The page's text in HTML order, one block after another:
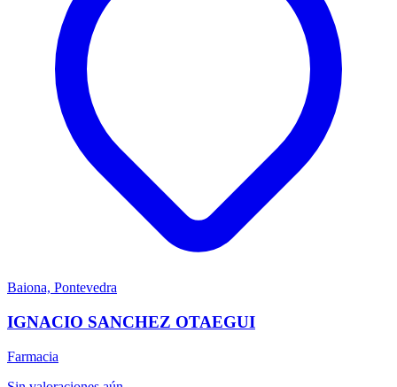
Baiona, Pontevedra
IGNACIO SANCHEZ OTAEGUI
Farmacia